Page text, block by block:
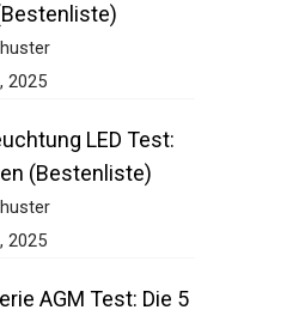
2025
LED Test:
(Bestenliste)
2025
AGM Test: Die 5